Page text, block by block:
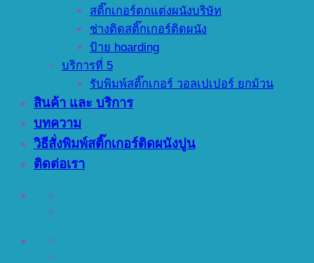
สติ๊กเกอร์ตกแต่งผนังบริษัท
ช่างติดสติ๊กเกอร์ติดผนัง
ป้าย hoarding
บริการที่ 5
รับพิมพ์สติ๊กเกอร์ วอลเปเปอร์ ยกม้วน
สินค้า และ บริการ
บทความ
วิธีสั่งพิมพ์สติ๊กเกอร์ติดผนังปูน
ติดต่อเรา